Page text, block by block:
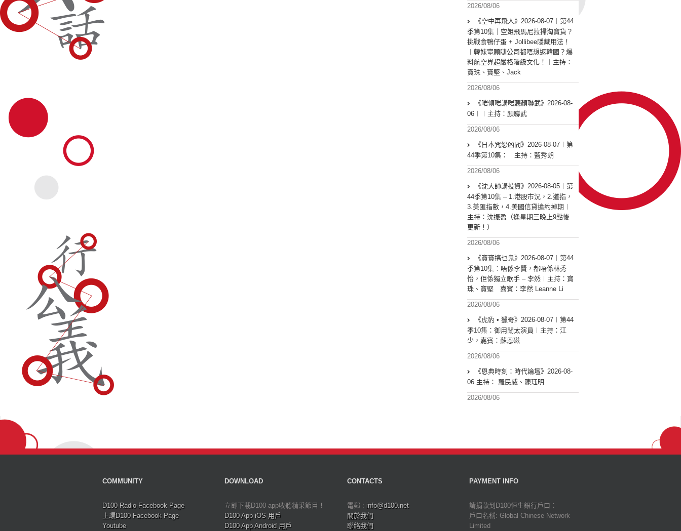
2026/08/06
《空中再飛人》2026-08-07︱第44
季第10集｜空姐飛馬尼拉掃淘寶貨？
挑戰食鴨仔蛋 + Jollibee隱藏用法！
︱韓妹寧願瞓公司都唔想返韓國？爆
料航空界超嚴格階級文化！︱主持：
寶珠、寶堅、Jack
2026/08/06
《啱傾啱講啱聽顏聯武》2026-08-
06︱︱主持：顏聯武
2026/08/06
《日本咒怨凶間》2026-08-07︱第
44季第10集：︱主持：藍秀朗
2026/08/06
《沈大師講投資》2026-08-05︱第
44季第10集 – 1.港股市況，2.道指，
3.美匯指數，4.美國信貸違約掉期︱
主持：沈振盈（逢星期三晚上9點後
更新！）
2026/08/06
《寶寶搞乜鬼》2026-08-07︱第44
季第10集︰唔係李賢，都唔係林秀
怡，佢係獨立歌手 – 李然︱主持：寶
珠、寶堅 嘉賓：李然 Leanne Li
2026/08/06
《虎豹 • 獵奇》2026-08-07︱第44
季10集：御用闊太演員︱主持：江
少，嘉賓：蘇恩磁
2026/08/06
《恩典時刻：時代論壇》2026-08-
06 主持： 羅民威、陳珏明
2026/08/06
COMMUNITY
D100 Radio Facebook Page
上環D100 Facebook Page
Youtube
DOWNLOAD
立即下載D100 app收聽精采節目！
D100 App iOS 用戶
D100 App Android 用戶
CONTACTS
電郵 : info@d100.net
關於我們
聯絡我們
PAYMENT INFO
請捐款到D100恒生銀行戶口：
戶口名稱: Global Chinese Network
Limited